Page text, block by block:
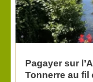
Pagayer sur
Tonnerre au fil